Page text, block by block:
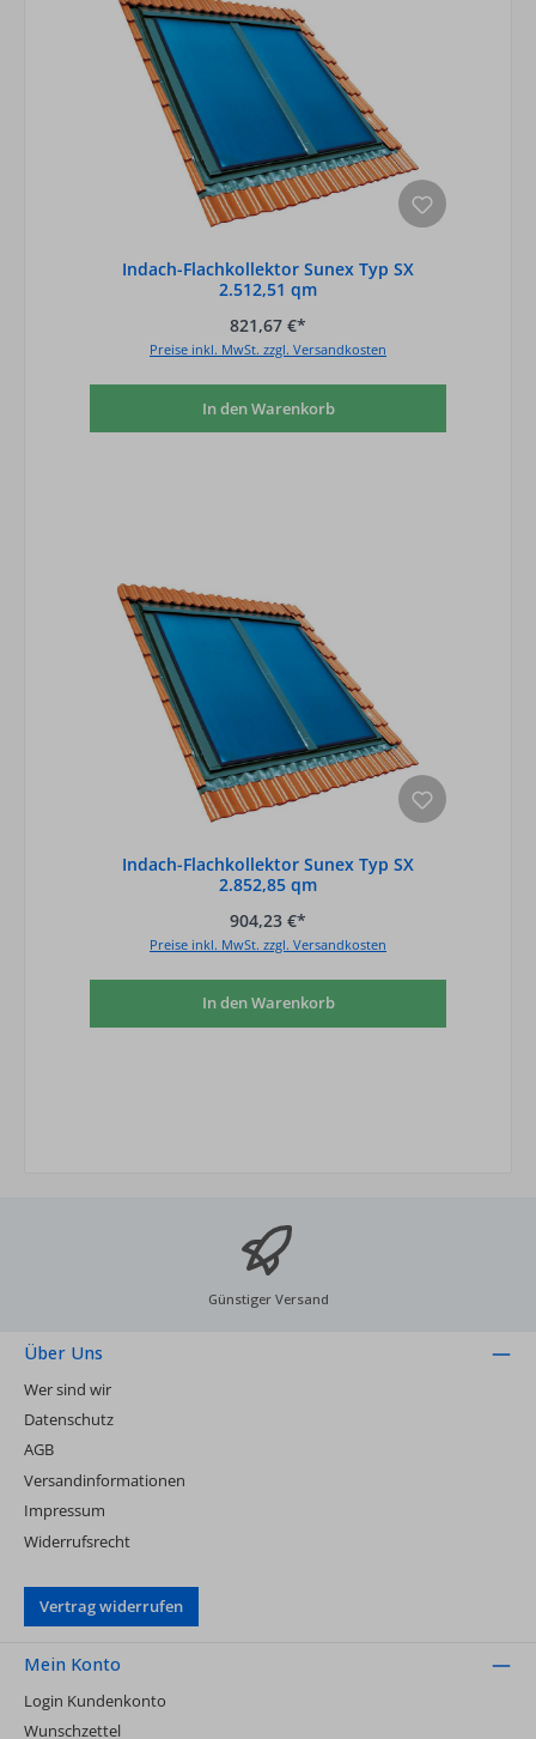
Indach-Flachkollektor Sunex Typ SX
2.512,51 qm
821,67 €*
Preise inkl. MwSt. zzgl. Versandkosten
In den Warenkorb
Indach-Flachkollektor Sunex Typ SX
2.852,85 qm
904,23 €*
Preise inkl. MwSt. zzgl. Versandkosten
In den Warenkorb
Günstiger Versand
Über Uns
Wer sind wir
Datenschutz
AGB
Versandinformationen
Impressum
Widerrufsrecht
Vertrag widerrufen
Mein Konto
Login Kundenkonto
Wunschzettel